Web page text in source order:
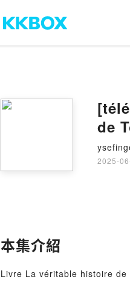
de
2025-
本集介紹
Livre La véritable histoire de